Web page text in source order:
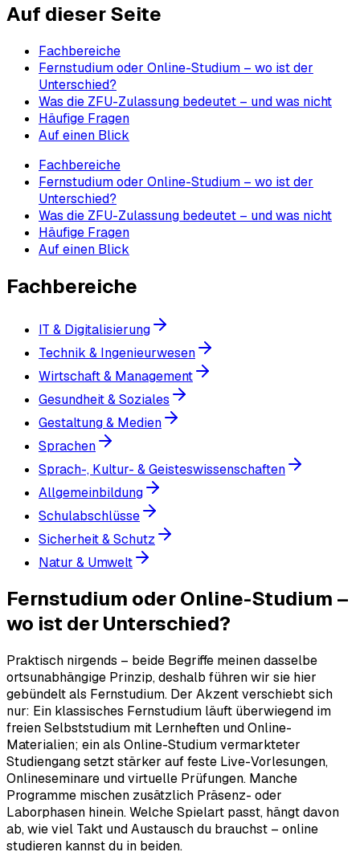
Auf dieser Seite
Fachbereiche
Fernstudium oder Online-Studium – wo ist der
Unterschied?
Was die ZFU-Zulassung bedeutet – und was nicht
Häufige Fragen
Auf einen Blick
Fachbereiche
Fernstudium oder Online-Studium – wo ist der
Unterschied?
Was die ZFU-Zulassung bedeutet – und was nicht
Häufige Fragen
Auf einen Blick
Fachbereiche
IT & Digitalisierung
Technik & Ingenieurwesen
Wirtschaft & Management
Gesundheit & Soziales
Gestaltung & Medien
Sprachen
Sprach-, Kultur- & Geisteswissenschaften
Allgemeinbildung
Schulabschlüsse
Sicherheit & Schutz
Natur & Umwelt
Fernstudium oder Online-Studium –
wo ist der Unterschied?
Praktisch nirgends – beide Begriffe meinen dasselbe
ortsunabhängige Prinzip, deshalb führen wir sie hier
gebündelt als Fernstudium. Der Akzent verschiebt sich
nur: Ein klassisches Fernstudium läuft überwiegend im
freien Selbststudium mit Lernheften und Online-
Materialien; ein als Online-Studium vermarkteter
Studiengang setzt stärker auf feste Live-Vorlesungen,
Onlineseminare und virtuelle Prüfungen. Manche
Programme mischen zusätzlich Präsenz- oder
Laborphasen hinein. Welche Spielart passt, hängt davon
ab, wie viel Takt und Austausch du brauchst – online
studieren kannst du in beiden.